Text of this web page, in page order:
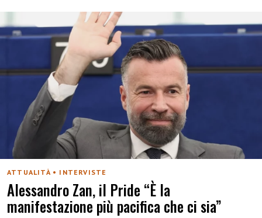
ATTUALITÀ • INTERVISTE
Alessandro Zan, il Pride “È la
manifestazione più pacifica che ci sia”